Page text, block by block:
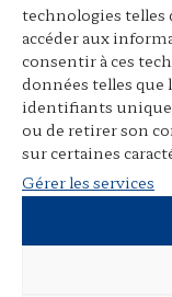
technologies telles
accéder aux
consentir à ces
données telles
identifiants
ou de retirer son
sur certaines
Gérer les services
Vers une
juridique.
approche
approche
l’ordre
« Lire
1992